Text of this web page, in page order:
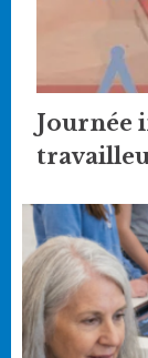
Journée